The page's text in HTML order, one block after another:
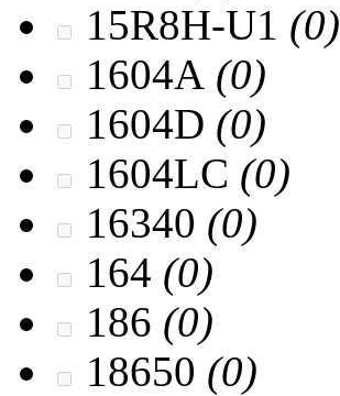
15R8H-U1 (0)
1604A (0)
1604D (0)
1604LC (0)
16340 (0)
164 (0)
186 (0)
18650 (0)